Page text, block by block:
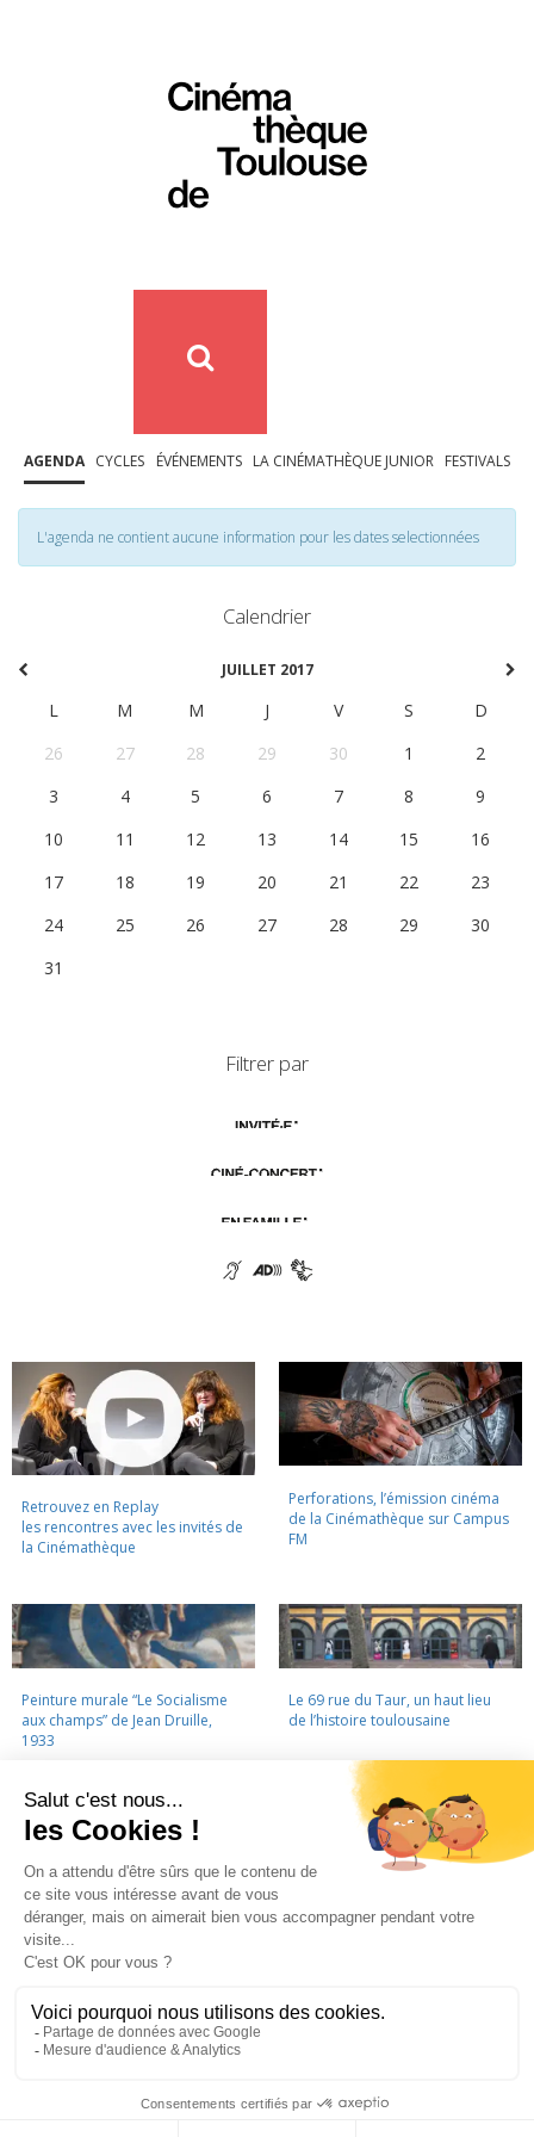
AGENDA CYCLES ÉVÉNEMENTS LA CINÉMATHÈQUE JUNIOR FESTIVALS
L'agenda ne contient aucune information pour les dates selectionnées
Calendrier
JUILLET 2017
L M M J V S
D
26
27 28 29 30 1
2
3
4 5 6 7 8
9
10
11 12 13 14 15
16
17
18 19 20 21 22
23
24
25 26 27 28 29
30
31
Filtrer par
Retrouvez en Replay
les rencontres avec les invités de
la Cinémathèque
Perforations, l’émission cinéma
de la Cinémathèque sur Campus
FM
Peinture murale “Le Socialisme
aux champs” de Jean Druille,
1933
Le 69 rue du Taur, un haut lieu
de l’histoire toulousaine
LA CINÉMATHÈQUE · CONTACTS · LETTRE D'INFORMATION ·
PARTENAIRES
MENTIONS LÉGALES
La Cinémathèque de Toulouse
La Cinémathèque de Toulouse © 2015. Tous droits réservés.